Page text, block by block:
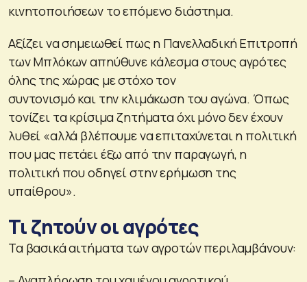
κινητοποιήσεων το επόμενο διάστημα.
Αξίζει να σημειωθεί πως η Πανελλαδική Επιτροπή
των Μπλόκων απηύθυνε κάλεσμα στους αγρότες
όλης της χώρας με στόχο τον
συντονισμό και την κλιμάκωση του αγώνα. Όπως
τονίζει τα κρίσιμα ζητήματα όχι μόνο δεν έχουν
λυθεί «αλλά βλέπουμε να επιταχύνεται η πολιτική
που μας πετάει έξω από την παραγωγή, η
πολιτική που οδηγεί στην ερήμωση της
υπαίθρου».
Τι ζητούν οι αγρότες
Τα βασικά αιτήματα των αγροτών περιλαμβάνουν: